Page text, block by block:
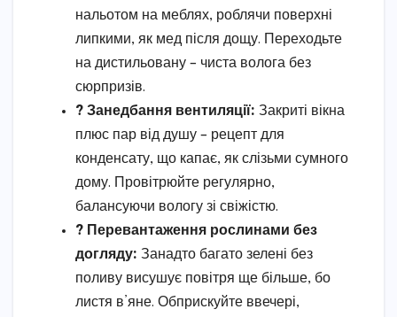
нальотом на меблях, роблячи поверхні
липкими, як мед після дощу. Переходьте
на дистильовану – чиста волога без
сюрпризів.
? Занедбання вентиляції: Закриті вікна
плюс пар від душу – рецепт для
конденсату, що капає, як слізьми сумного
дому. Провітрюйте регулярно,
балансуючи вологу зі свіжістю.
? Перевантаження рослинами без
догляду: Занадто багато зелені без
поливу висушує повітря ще більше, бо
листя в’яне. Обприскуйте ввечері,